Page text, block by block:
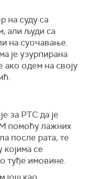
на суду са
али људи са
на суочавање.
је узурпирана
одем на своју
за РТС да је
помоћу лажних
после рата, те
којима се
туђе имовине.